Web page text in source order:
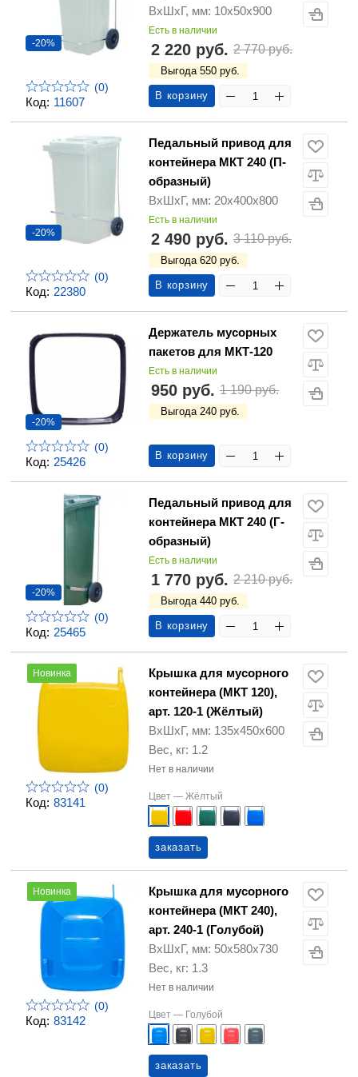
Код: 11607
-20%
(0)
ВхШхГ, мм: 10х50х900
Есть в наличии
2 220 руб. 2 770 руб.
Выгода 550 руб.
В корзину
Код: 22380
-20%
(0)
Педальный привод для
контейнера МКТ 240 (П-
образный)
ВхШхГ, мм: 20х400х800
Есть в наличии
2 490 руб. 3 110 руб.
Выгода 620 руб.
В корзину
Код: 25426
-20%
(0)
Держатель мусорных
пакетов для МКТ-120
Есть в наличии
950 руб. 1 190 руб.
Выгода 240 руб.
В корзину
Код: 25465
-20%
(0)
Педальный привод для
контейнера МКТ 240 (Г-
образный)
Есть в наличии
1 770 руб. 2 210 руб.
Выгода 440 руб.
В корзину
Код: 83141
Новинка
(0)
Крышка для мусорного
контейнера (МКТ 120),
арт. 120-1 (Жёлтый)
ВхШхГ, мм: 135х450х600
Вес, кг: 1.2
Нет в наличии
Цвет — Жёлтый
заказать
Код: 83142
Новинка
(0)
Крышка для мусорного
контейнера (МКТ 240),
арт. 240-1 (Голубой)
ВхШхГ, мм: 50х580х730
Вес, кг: 1.3
Нет в наличии
Цвет — Голубой
заказать